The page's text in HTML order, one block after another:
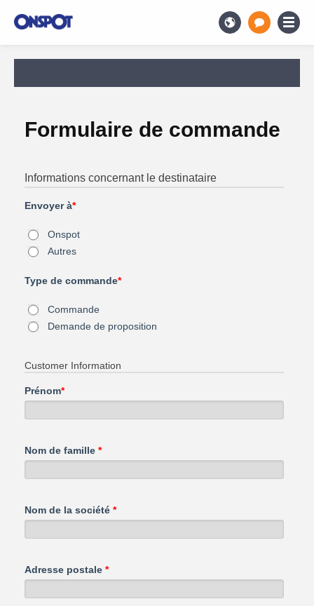
Formulaire de commande
Informations concernant le destinataire
Envoyer à*
Onspot
Autres
Type de commande*
Commande
Demande de proposition
Customer Information
Prénom*
Nom de famille *
Nom de la société *
Adresse postale *